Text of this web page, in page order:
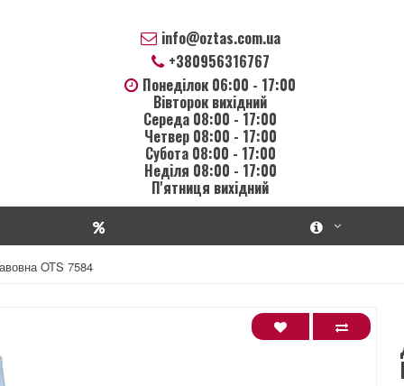
info@oztas.com.ua
+380956316767
Понеділок 06:00 - 17:00
Вівторок вихідний
Середа 08:00 - 17:00
Четвер 08:00 - 17:00
Субота 08:00 - 17:00
Неділя 08:00 - 17:00
П'ятниця вихідний
OTS 7584